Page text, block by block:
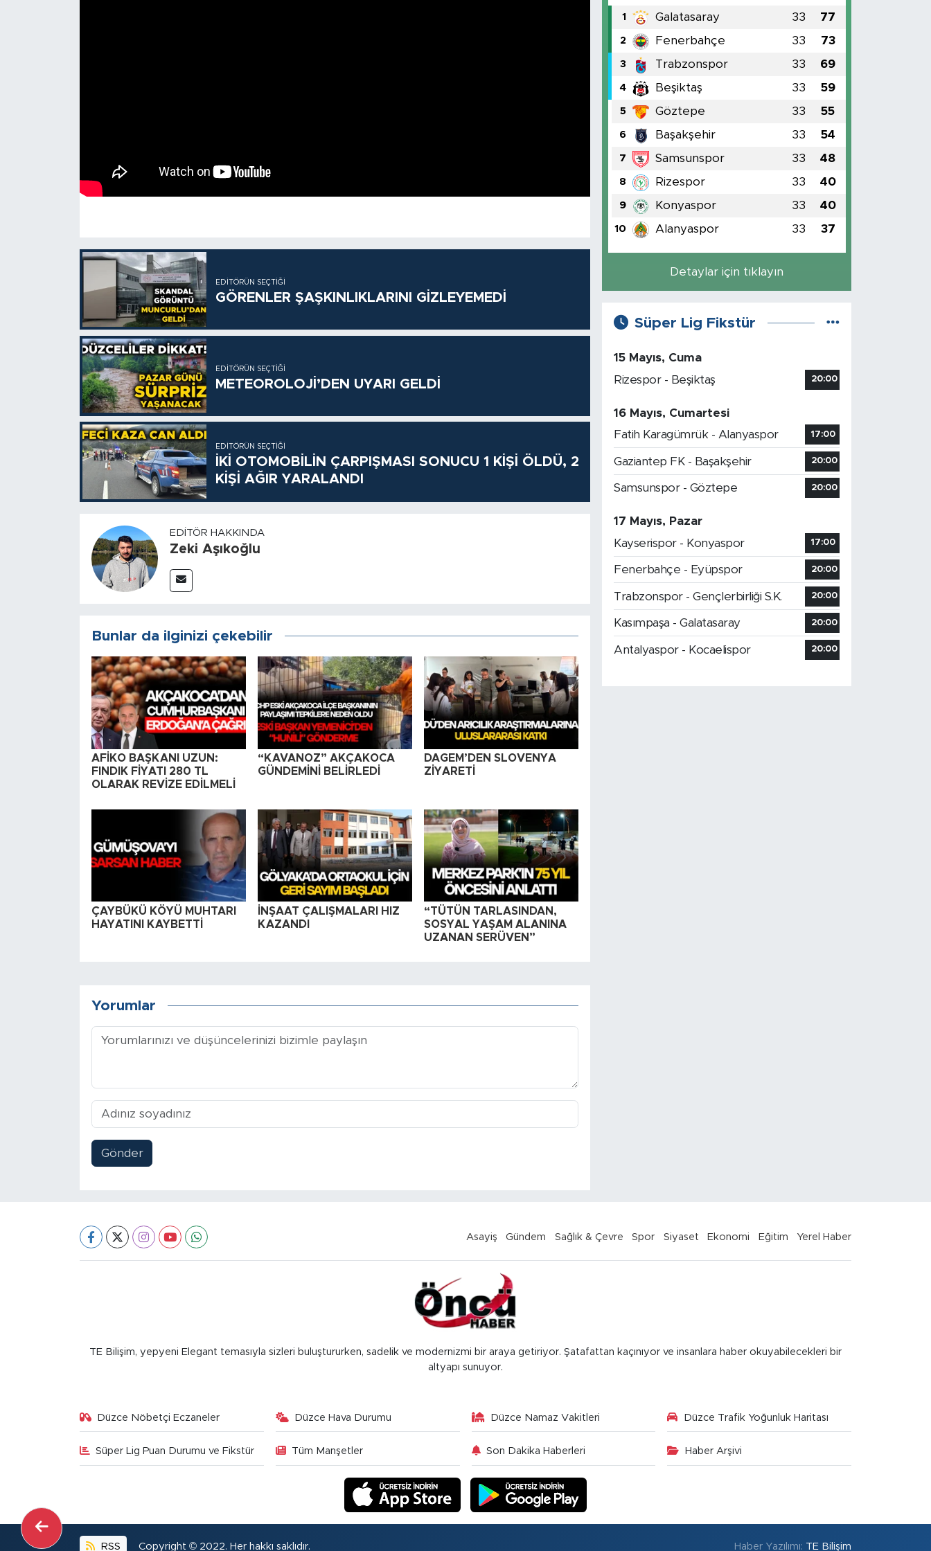
EDITÖRÜN SEÇTIĞI
GÖRENLER ŞAŞKINLIKLARINI GİZLEYEMEDİ
EDITÖRÜN SEÇTIĞI
METEOROLOJİ’DEN UYARI GELDİ
EDITÖRÜN SEÇTIĞI
İKİ OTOMOBİLİN ÇARPIŞMASI SONUCU 1 KİŞİ ÖLDÜ, 2
KİŞİ AĞIR YARALANDI
EDITÖR HAKKINDA
Zeki Aşıkoğlu
Bunlar da ilginizi çekebilir
AFİKO BAŞKANI UZUN:
FINDIK FİYATI 280 TL
OLARAK REVİZE EDİLMELİ
“KAVANOZ” AKÇAKOCA
GÜNDEMİNİ BELİRLEDİ
DAGEM’DEN SLOVENYA
ZİYARETİ
ÇAYBÜKÜ KÖYÜ MUHTARI
HAYATINI KAYBETTİ
İNŞAAT ÇALIŞMALARI HIZ
KAZANDI
“TÜTÜN TARLASINDAN,
SOSYAL YAŞAM ALANINA
UZANAN SERÜVEN”
Yorumlar
Gönder
1 Galatasaray 33 77
2 Fenerbahçe 33 73
3 Trabzonspor 33 69
4 Beşiktaş 33 59
5 Göztepe 33 55
6 Başakşehir 33 54
7 Samsunspor 33 48
8 Rizespor 33 40
9 Konyaspor 33 40
10 Alanyaspor 33 37
Detaylar için tıklayın
Süper Lig Fikstür
15 Mayıs, Cuma
Rizespor - Beşiktaş
20:00
16 Mayıs, Cumartesi
Fatih Karagümrük - Alanyaspor
17:00
Gaziantep FK - Başakşehir 20:00
Samsunspor - Göztepe 20:00
17 Mayıs, Pazar
Kayserispor - Konyaspor
17:00
Fenerbahçe - Eyüpspor 20:00
Trabzonspor - Gençlerbirliği S.K. 20:00
Kasımpaşa - Galatasaray 20:00
Antalyaspor - Kocaelispor 20:00
Asayiş Gündem Sağlık & Çevre Spor Siyaset Ekonomi Eğitim Yerel Haber
TE Bilişim, yepyeni Elegant temasıyla sizleri buluştururken, sadelik ve modernizmi bir araya getiriyor. Şatafattan kaçınıyor ve insanlara haber okuyabilecekleri bir
altyapı sunuyor.
Düzce Nöbetçi Eczaneler Düzce Hava Durumu Düzce Namaz Vakitleri Düzce Trafik Yoğunluk Haritası
Süper Lig Puan Durumu ve Fikstür Tüm Manşetler Son Dakika Haberleri Haber Arşivi
RSS Copyright © 2022. Her hakkı saklıdır. Haber Yazılımı: TE Bilişim